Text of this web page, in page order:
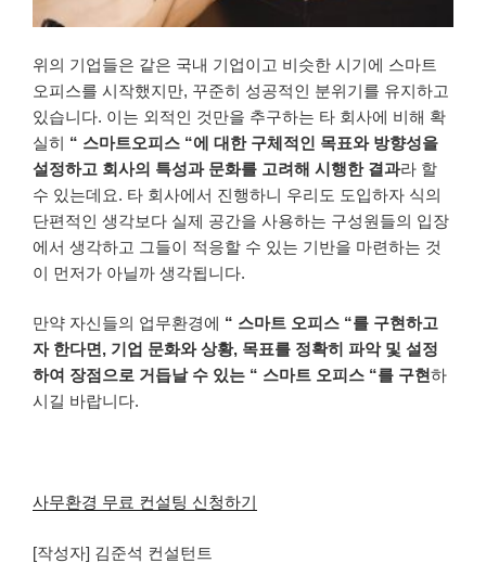
위의 기업들은 같은 국내 기업이고 비슷한 시기에 스마트
오피스를 시작했지만, 꾸준히 성공적인 분위기를 유지하고
있습니다. 이는 외적인 것만을 추구하는 타 회사에 비해 확
실히 “ 스마트오피스 “에 대한 구체적인 목표와 방향성을
설정하고 회사의 특성과 문화를 고려해 시행한 결과라 할
수 있는데요. 타 회사에서 진행하니 우리도 도입하자 식의
단편적인 생각보다 실제 공간을 사용하는 구성원들의 입장
에서 생각하고 그들이 적응할 수 있는 기반을 마련하는 것
이 먼저가 아닐까 생각됩니다.
만약 자신들의 업무환경에 “ 스마트 오피스 “를 구현하고
자 한다면, 기업 문화와 상황, 목표를 정확히 파악 및 설정
하여 장점으로 거듭날 수 있는 “ 스마트 오피스 “를 구현하
시길 바랍니다.
사무환경 무료 컨설팅 신청하기
[작성자] 김준석 컨설턴트